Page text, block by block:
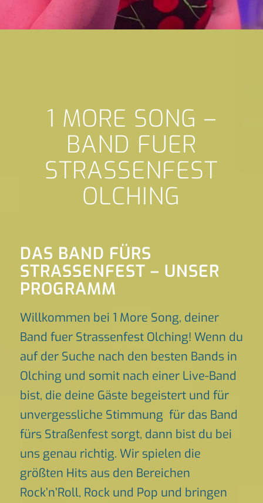
1 MORE SONG –
BAND FUER
STRASSENFEST
OLCHING
DAS BAND FÜRS
STRASSENFEST – UNSER P
ROGRAMM
Willkommen bei 1 More Song, deiner
Band fuer Strassenfest Olching! Wenn du
auf der Suche nach den besten Bands in
Olching und somit nach einer Live-Band
bist, die deine Gäste begeistert und für
unvergessliche Stimmung für das Band
fürs Straßenfest sorgt, dann bist du bei
uns genau richtig. Wir spielen die
größten Hits aus den Bereichen
Rock’n’Roll, Rock und Pop und bringen